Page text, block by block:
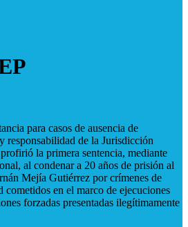
para casos de ausencia de
responsabilidad de la Jurisdicción
la primera sentencia, mediante
al condenar a 20 años de prisión al
Mejía Gutiérrez por crímenes de
cometidos en el marco de ejecuciones
forzadas presentadas ilegítimamente